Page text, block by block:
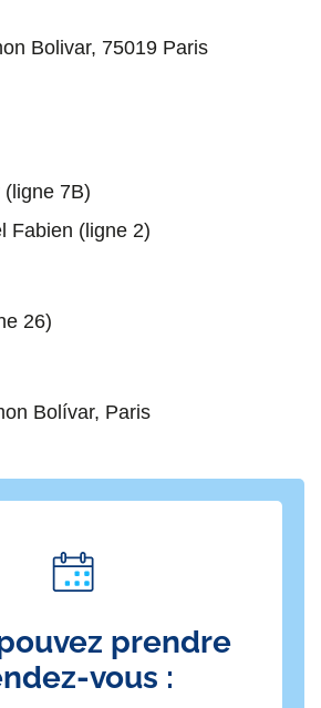
Bolivar, 75019 Paris
7B)
Fabien (ligne 2)
26)
Bolívar, Paris
prendre
vous :